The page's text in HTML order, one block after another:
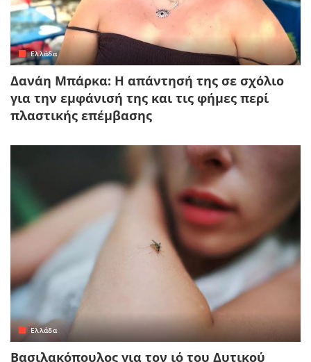
Ελλάδα
Δανάη Μπάρκα: Η απάντησή της σε σχόλιο
για την εμφάνισή της και τις φήμες περί
πλαστικής επέμβασης
Ελλάδα
Βασιλακόπουλος για τον ιό του Δυτικού